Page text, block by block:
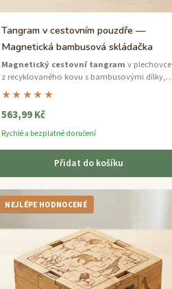
Tangram v cestovním pouzdře —
Magnetická bambusová skládačka
Magnetický cestovní tangram v plechovce
z recyklovaného kovu s bambusovými dílky,
které zůstanou na místě v letadle, vlaku a na
cestách.
★★★★★
563,99 Kč
Rychlé a bezplatné doručení
Přidat do košíku
NEJLÉPE HODNOCENÉ